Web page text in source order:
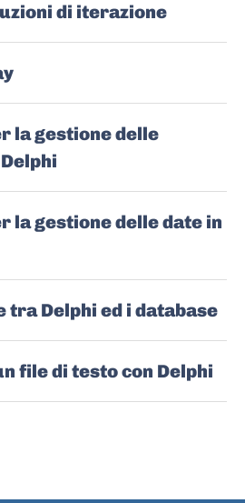
di iterazione
la gestione delle
la gestione delle date in
tra Delphi ed i database
file di testo con Delphi